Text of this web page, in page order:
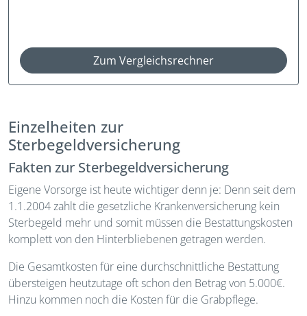
Zum Vergleichsrechner
Einzelheiten zur
Sterbegeldversicherung
Fakten zur Sterbegeldversicherung
Eigene Vorsorge ist heute wichtiger denn je: Denn seit dem
1.1.2004 zahlt die gesetzliche Krankenversicherung kein
Sterbegeld mehr und somit müssen die Bestattungskosten
komplett von den Hinterbliebenen getragen werden.
Die Gesamtkosten für eine durchschnittliche Bestattung
übersteigen heutzutage oft schon den Betrag von 5.000€.
Hinzu kommen noch die Kosten für die Grabpflege.